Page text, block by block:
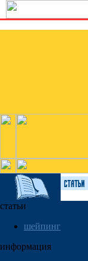
статьи
шейпинг
информация